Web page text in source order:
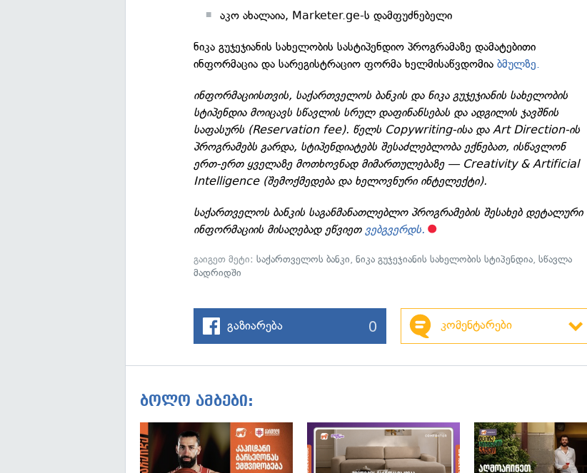
აკო ახალაია, Marketer.ge-ს დამფუძნებელი
ნიკა გუჯეჯიანის სახელობის სასტიპენდიო პროგრამაზე დამატებითი
ინფორმაცია და სარეგისტრაციო ფორმა ხელმისაწვდომიაბმულზე.
ინფორმაციისთვის, საქართველოს ბანკის და ნიკა გუჯეჯიანის სახელობის
სტიპენდია მოიცავს სწავლის სრულ დაფინანსებას და ადგილის ჯავშნის
საფასურს (Reservation fee). წელს Copywriting-ისა და Art Direction-ის
პროგრამებს გარდა, სტიპენდიატებს შესაძლებლობა ექნებათ, ისწავლონ
ერთ-ერთ ყველაზე მოთხოვნად მიმართულებაზე — Creativity & Artificial
Intelligence (შემოქმედება და ხელოვნური ინტელექტი).
საქართველოს ბანკის საგანმანათლებლო პროგრამების შესახებ დეტალური
ინფორმაციის მისაღებად ეწვიეთვებგვერდს.
გაიგეთ მეტი:საქართველოს ბანკი,ნიკა გუჯეჯიანის სახელობის სტიპენდია,სწავლა
მადრიდში
გაზიარება 0 კომენტარები
ბოლო ამბები: